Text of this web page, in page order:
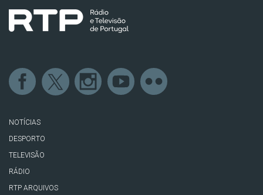
NOTÍCIAS
DESPORTO
TELEVISÃO
RÁDIO
RTP ARQUIVOS